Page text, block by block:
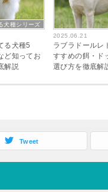
犬種シリーズ
る犬種5
知ってお
解説
2025.06.21
ラブラドールレ
すすめの餌・ド
選び方を徹底解
Tweet